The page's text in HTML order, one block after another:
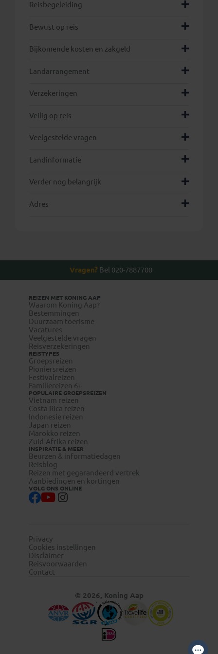
Reisbegeleiding
Bewust op reis
Bijkomende kosten en zakgeld
Landarrangement
Verzekeringen
Veilig op reis
Veelgestelde vragen
Landinformatie
Verder nog belangrijk
Adres
Vragen? Bel 020-7887700
REIZEN MET KONING AAP
Waarom Koning Aap?
Bestemmingen
Duurzaam toerisme
Vacatures
Veelgestelde vragen
Reisverzekeringen
REISTYPES
Groepsreizen
Pioniersreizen
Festivalreizen
Familiereizen 6+
POPULAIRE GROEPSREIZEN
Vietnam reizen
Costa Rica reizen
Indonesie reizen
Japan reizen
Marokko reizen
Zuid-Afrika reizen
INSPIRATIE & MEER
Beurzen & informatiedagen
Reisblog
Reizen met gegarandeerd vertrek
Aanbiedingen en kortingen
VOLG ONS ONLINE
Privacy
Cookies instellingen
Disclaimer
Reisvoorwaarden
Contact
© 2026, Koning Aap